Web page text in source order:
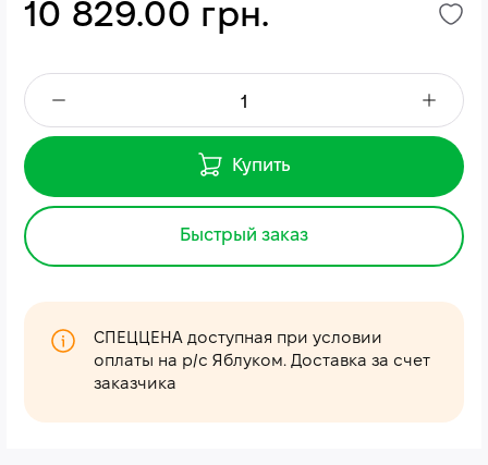
10 829.00 грн.
Купить
Быстрый заказ
СПЕЦЦЕНА доступная при условии
оплаты на р/с Яблуком. Доставка за счет
заказчика